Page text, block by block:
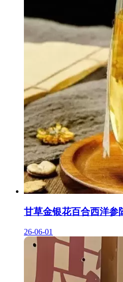
甘草金银花百合西洋参
26-06-01